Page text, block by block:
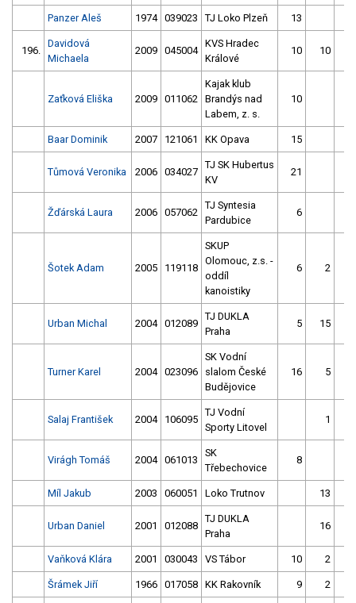
Panzer Aleš 1974 039023 TJ Loko Plzeň 13
196.
Davidová
Michaela
2009 045004
KVS Hradec
Králové
10 10
Zaťková Eliška 2009 011062
Kajak klub
Brandýs nad
Labem, z. s.
10
Baar Dominik 2007 121061 KK Opava 15
Tůmová Veronika 2006 034027
TJ SK Hubertus
KV
21
Žďárská Laura 2006 057062
TJ Syntesia
Pardubice
6
Šotek Adam 2005 119118
SKUP
Olomouc, z.s. -
oddíl
kanoistiky
6 2
Urban Michal 2004 012089
TJ DUKLA
Praha
5 15
Turner Karel 2004 023096
SK Vodní
slalom České
Budějovice
16 5
Salaj František 2004 106095
TJ Vodní
Sporty Litovel
1
Virágh Tomáš 2004 061013
SK
Třebechovice
8
Míl Jakub 2003 060051 Loko Trutnov 13
Urban Daniel 2001 012088
TJ DUKLA
Praha
16
Vaňková Klára 2001 030043 VS Tábor 10 2
Šrámek Jiří 1966 017058 KK Rakovník 9 2